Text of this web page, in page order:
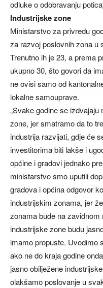
odluke o odobravanju
Industrijske zone
Ministarstvo za privredu
za razvoj poslovnih zona u
Trenutno ih je 23, a prema
ukupno 30, što govori da
ne ovisi samo od
lokalne samouprave.
„Svake godine se
zone, jer smatramo da to
industrija razvijati, gdje će
investitorima biti lakše i
općine i gradovi jednako
ministarstvo smo uputili
gradova i općina odgovor
industrijskim zonama, jer
zonama bude na
industrijske zone budu
imamo propuste. Uvodimo
ako ne do kraja godine
jasno obilježene
olakšamo poslovanje u